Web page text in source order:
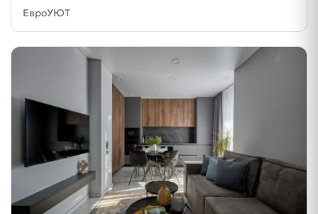
ЕвроУЮТ